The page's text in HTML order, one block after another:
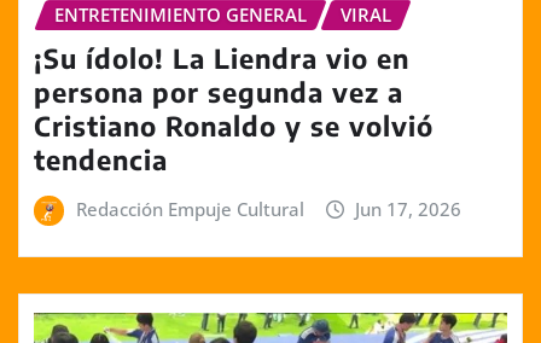
ENTRETENIMIENTO GENERAL VIRAL
¡Su ídolo! La Liendra vio en
persona por segunda vez a
Cristiano Ronaldo y se volvió
tendencia
Redacción Empuje Cultural Jun 17, 2026